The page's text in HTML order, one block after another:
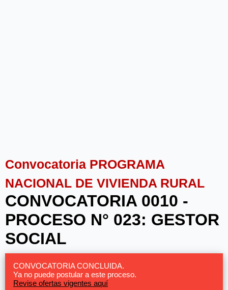
Convocatoria PROGRAMA
NACIONAL DE VIVIENDA RURAL
CONVOCATORIA 0010 -
PROCESO N° 023: GESTOR
SOCIAL
CONVOCATORIA CONCLUIDA.
Ya no puede postular a este proceso.
Revise ofertas vigentes aquí